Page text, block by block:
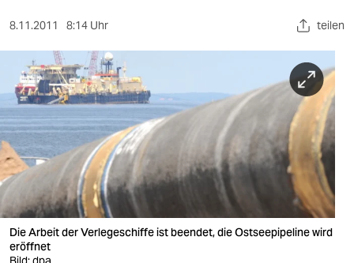
sport
berlin
nord
wahrheit
verlag
verlag
8.11.2011 8:14 Uhr teilen
Die Arbeit der Verlegeschiffe ist beendet, die Ostseepipeline wird
eröffnet